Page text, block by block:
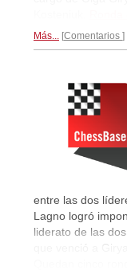
Más... Comentarios
entre las dos
Lagno logró
liderato de las
que venció a